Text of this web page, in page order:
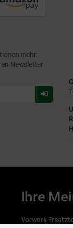
mehr.
Newsletter
Für
Ihre
Vorwerk